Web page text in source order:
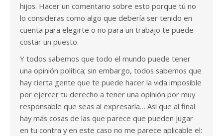
hijos. Hacer un comentario sobre esto porque tú no
lo consideras como algo que debería ser tenido en
cuenta para elegirte o no para un trabajo te puede
costar un puesto.
Y todos sabemos que todo el mundo puede tener
una opinión política; sin embargo, todos sabemos que
hay cierta gente que te puede hacer la vida imposible
por ejercer tu derecho a tener una opinión por muy
responsable que seas al expresarla… Así que al final
hay más cosas de las que parece que pueden jugar
en tu contra y en este caso no me parece aplicable el: